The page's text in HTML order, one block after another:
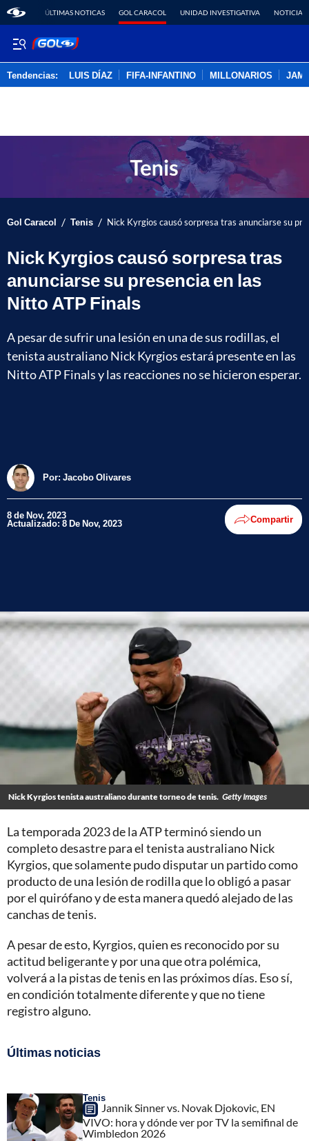
ÚLTIMAS NOTICAS GOL CARACOL UNIDAD INVESTIGATIVA NOTICIAS
Tendencias: LUIS DÍAZ FIFA-INFANTINO MILLONARIOS
Gol Caracol / Tenis / Nick Kyrgios causó sorpresa tras anunciarse su
Nick Kyrgios causó sorpresa tras
anunciarse su presencia en las
Nitto ATP Finals
A pesar de sufrir una lesión en una de sus rodillas, el
tenista australiano Nick Kyrgios estará presente en las
Nitto ATP Finals y las reacciones no se hicieron esperar.
Por: Jacobo Olivares
8 de Nov, 2023
Actualizado: 8 De Nov, 2023 Compartir
Nick Kyrgios tenista australiano durante torneo de tenis. Getty Images
La temporada 2023 de la ATP terminó siendo un
completo desastre para el tenista australiano Nick
Kyrgios, que solamente pudo disputar un partido como
producto de una lesión de rodilla que lo obligó a pasar
por el quirófano y de esta manera quedó alejado de las
canchas de tenis.
A pesar de esto, Kyrgios, quien es reconocido por su
actitud beligerante y por una que otra polémica,
volverá a la pistas de tenis en las próximos días. Eso sí,
en condición totalmente diferente y que no tiene
registro alguno.
Últimas noticias
Tenis
Jannik Sinner vs. Novak Djokovic, EN
VIVO: hora y dónde ver por TV la semifinal de
Wimbledon 2026